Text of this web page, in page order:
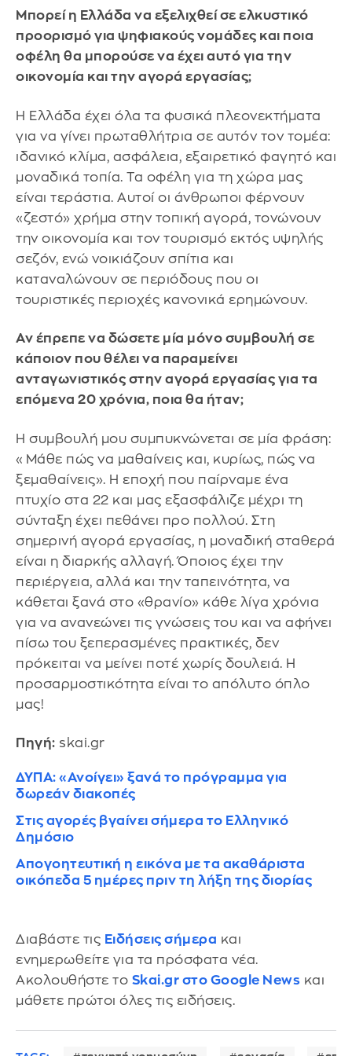
Μπορεί η Ελλάδα να εξελιχθεί σε ελκυστικό
προορισμό για ψηφιακούς νομάδες και ποια
οφέλη θα μπορούσε να έχει αυτό για την
οικονομία και την αγορά εργασίας;
Η Ελλάδα έχει όλα τα φυσικά πλεονεκτήματα
για να γίνει πρωταθλήτρια σε αυτόν τον τομέα:
ιδανικό κλίμα, ασφάλεια, εξαιρετικό φαγητό και
μοναδικά τοπία. Τα οφέλη για τη χώρα μας
είναι τεράστια. Αυτοί οι άνθρωποι φέρνουν
«ζεστό» χρήμα στην τοπική αγορά, τονώνουν
την οικονομία και τον τουρισμό εκτός υψηλής
σεζόν, ενώ νοικιάζουν σπίτια και
καταναλώνουν σε περιόδους που οι
τουριστικές περιοχές κανονικά ερημώνουν.
Αν έπρεπε να δώσετε μία μόνο συμβουλή σε
κάποιον που θέλει να παραμείνει
ανταγωνιστικός στην αγορά εργασίας για τα
επόμενα 20 χρόνια, ποια θα ήταν;
Η συμβουλή μου συμπυκνώνεται σε μία φράση:
«Μάθε πώς να μαθαίνεις και, κυρίως, πώς να
ξεμαθαίνεις». Η εποχή που παίρναμε ένα
πτυχίο στα 22 και μας εξασφάλιζε μέχρι τη
σύνταξη έχει πεθάνει προ πολλού. Στη
σημερινή αγορά εργασίας, η μοναδική σταθερά
είναι η διαρκής αλλαγή. Όποιος έχει την
περιέργεια, αλλά και την ταπεινότητα, να
κάθεται ξανά στο «θρανίο» κάθε λίγα χρόνια
για να ανανεώνει τις γνώσεις του και να αφήνει
πίσω του ξεπερασμένες πρακτικές, δεν
πρόκειται να μείνει ποτέ χωρίς δουλειά. Η
προσαρμοστικότητα είναι το απόλυτο όπλο
μας!
Πηγή: skai.gr
ΔΥΠΑ: «Ανοίγει» ξανά το πρόγραμμα για
δωρεάν διακοπές
Στις αγορές βγαίνει σήμερα το Ελληνικό
Δημόσιο
Απογοητευτική η εικόνα με τα ακαθάριστα
οικόπεδα 5 ημέρες πριν τη λήξη της διορίας
Διαβάστε τις Ειδήσεις σήμερα και
ενημερωθείτε για τα πρόσφατα νέα.
Ακολουθήστε το Skai.gr στο Google News και
μάθετε πρώτοι όλες τις ειδήσεις.